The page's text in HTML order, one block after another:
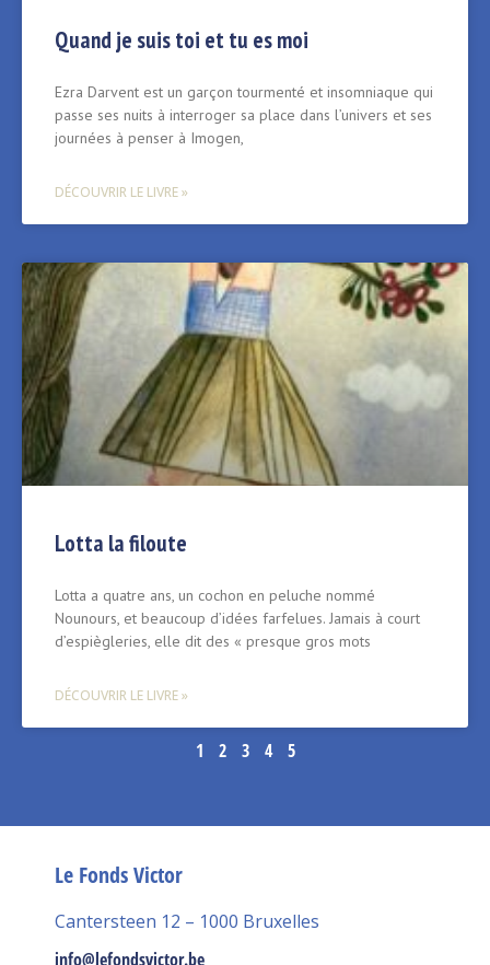
Quand je suis toi et tu es moi
Ezra Darvent est un garçon tourmenté et insomniaque qui
passe ses nuits à interroger sa place dans l’univers et ses
journées à penser à Imogen,
DÉCOUVRIR LE LIVRE »
Lotta la filoute
Lotta a quatre ans, un cochon en peluche nommé
Nounours, et beaucoup d’idées farfelues. Jamais à court
d’espiègleries, elle dit des « presque gros mots
DÉCOUVRIR LE LIVRE »
1 2 3 4 5
Le Fonds Victor
Cantersteen 12 – 1000 Bruxelles
info@lefondsvictor.be